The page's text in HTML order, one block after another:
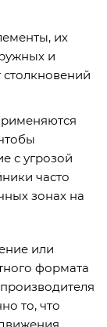
их
и
столкновений
с угрозой
часто
зонах на
или
формата
то, что